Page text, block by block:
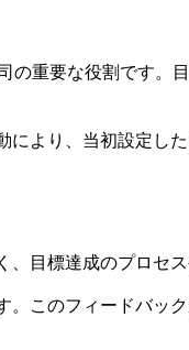
重要な役割です。
より、当初設定し
目標達成のプロセ
。このフィードバッ